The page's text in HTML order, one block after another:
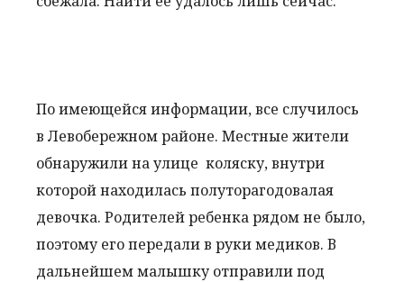
По имеющейся информации, все случилось
в Левобережном районе. Местные жители
обнаружили на улице коляску, внутри
которой находилась полуторагодовалая
девочка. Родителей ребенка рядом не было,
поэтому его передали в руки медиков. В
дальнейшем малышку отправили под